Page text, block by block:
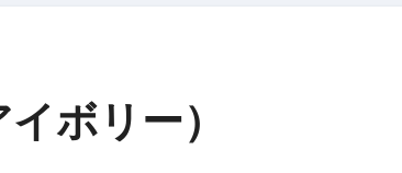
減量した、私の痩せる9つの習慣 | レシピ付
収集との関係と見分け方を解説
ボリー）